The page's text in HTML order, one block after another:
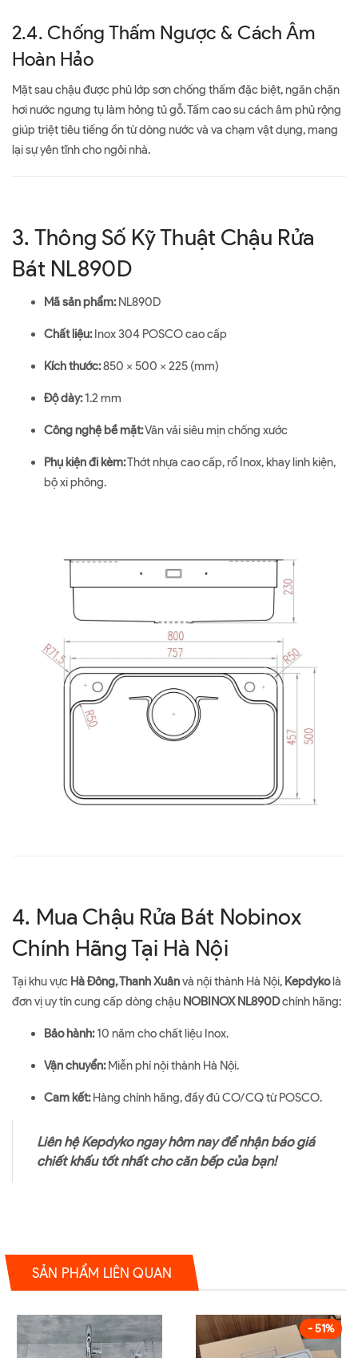
2.4. Chống Thấm Ngược & Cách Âm
Hoàn Hảo
Mặt sau chậu được phủ lớp sơn chống thấm đặc biệt, ngăn chặn
hơi nước ngưng tụ làm hỏng tủ gỗ. Tấm cao su cách âm phủ rộng
giúp triệt tiêu tiếng ồn từ dòng nước và va chạm vật dụng, mang
lại sự yên tĩnh cho ngôi nhà.
3. Thông Số Kỹ Thuật Chậu Rửa
Bát NL890D
Mã sản phẩm:NL890D
Chất liệu:Inox 304 POSCO cao cấp
Kích thước:850 x 500 x 225 (mm)
Độ dày:1.2 mm
Công nghệ bề mặt:Vân vải siêu mịn chống xước
Phụ kiện đi kèm:Thớt nhựa cao cấp, rổ Inox, khay linh kiện,
bộ xi phông.
4. Mua Chậu Rửa Bát Nobinox
Chính Hãng Tại Hà Nội
Tại khu vực Hà Đông, Thanh Xuânvà nội thành Hà Nội, Kepdykolà
đơn vị uy tín cung cấp dòng chậu NOBINOX NL890Dchính hãng:
Bảo hành:10 năm cho chất liệu Inox.
Vận chuyển:Miễn phí nội thành Hà Nội.
Cam kết:Hàng chính hãng, đầy đủ CO/CQ từ POSCO.
Liên hệ Kepdyko ngay hôm nay để nhận báo giá
chiết khấu tốt nhất cho căn bếp của bạn!
SẢN PHẨM LIÊN QUAN
- 51%